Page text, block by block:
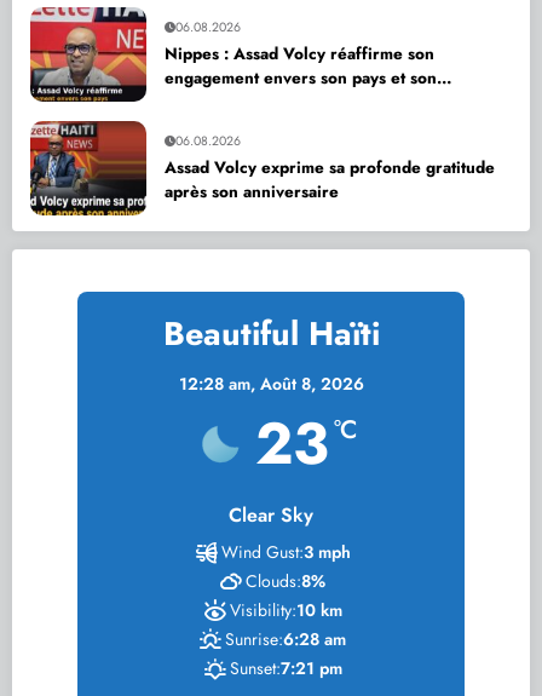
06.08.2026
Nippes : Assad Volcy réaffirme son
engagement envers son pays et son
06.08.2026
Assad Volcy exprime sa profonde gratitude
après son anniversaire
Beautiful Haïti
12:28 am, Août 8, 2026
23°C
Clear Sky
Wind Gust:3 mph
Clouds:8%
Visibility:10 km
Sunrise:6:28 am
Sunset:7:21 pm